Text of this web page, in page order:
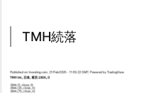
TMH続落